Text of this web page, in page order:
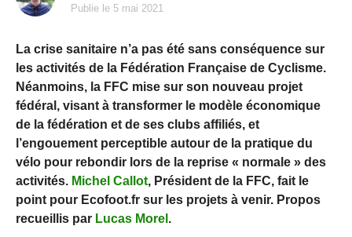
Publie le 5 mai 2021
La crise sanitaire n’a pas été sans conséquence sur
les activités de la Fédération Française de Cyclisme.
Néanmoins, la FFC mise sur son nouveau projet
fédéral, visant à transformer le modèle économique
de la fédération et de ses clubs affiliés, et
l’engouement perceptible autour de la pratique du
vélo pour rebondir lors de la reprise « normale » des
activités. Michel Callot, Président de la FFC, fait le
point pour Ecofoot.fr sur les projets à venir. Propos
recueillis par Lucas Morel .